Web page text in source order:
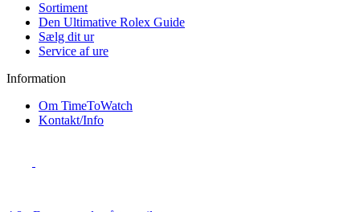
Sortiment
Den Ultimative Rolex Guide
Sælg dit ur
Service af ure
Information
Om TimeToWatch
Kontakt/Info